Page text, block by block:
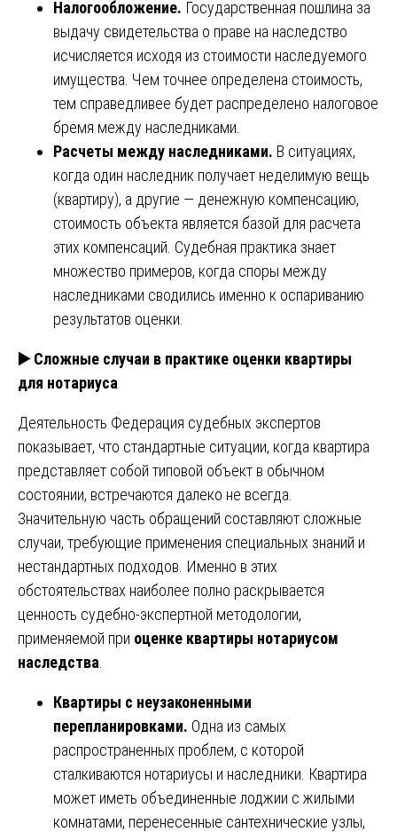
Налогообложение. Государственная пошлина за
выдачу свидетельства о праве на наследство
исчисляется исходя из стоимости наследуемого
имущества. Чем точнее определена стоимость,
тем справедливее будет распределено налоговое
бремя между наследниками.
Расчеты между наследниками. В ситуациях,
когда один наследник получает неделимую вещь
(квартиру), а другие — денежную компенсацию,
стоимость объекта является базой для расчета
этих компенсаций. Судебная практика знает
множество примеров, когда споры между
наследниками сводились именно к оспариванию
результатов оценки.
▶️ Сложные случаи в практике оценки квартиры
для нотариуса
Деятельность Федерация судебных экспертов
показывает, что стандартные ситуации, когда квартира
представляет собой типовой объект в обычном
состоянии, встречаются далеко не всегда.
Значительную часть обращений составляют сложные
случаи, требующие применения специальных знаний и
нестандартных подходов. Именно в этих
обстоятельствах наиболее полно раскрывается
ценность судебно-экспертной методологии,
применяемой при оценке квартиры нотариусом
наследства
Квартиры с неузаконенными
перепланировками. Одна из самых
распространенных проблем, с которой
сталкиваются нотариусы и наследники. Квартира
может иметь объединенные лоджии с жилыми
комнатами, перенесенные сантехнические узлы,